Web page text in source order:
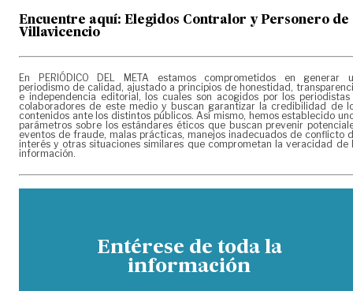
Encuentre aquí: Elegidos Contralor y Personero de
Villavicencio
En PERIÓDICO DEL META estamos comprometidos en generar
periodismo de calidad, ajustado a principios de honestidad,
e independencia editorial, los cuales son acogidos por los periodistas
colaboradores de este medio y buscan garantizar la credibilidad de
contenidos ante los distintos públicos. Así mismo, hemos establecido
parámetros sobre los estándares éticos que buscan prevenir
eventos de fraude, malas prácticas, manejos inadecuados de conflicto
interés y otras situaciones similares que comprometan la veracidad de
información.
Entérese de toda la
información